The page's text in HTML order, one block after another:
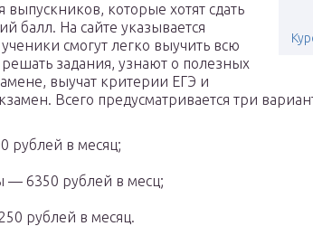
выпускников, которые хотят сдать
балл. На сайте указывается
смогут легко выучить всю
задания, узнают о полезных
выучат критерии ЕГЭ и
Всего предусматривается три
рублей в месяц;
— 6350 рублей в месц;
рублей в месяц.